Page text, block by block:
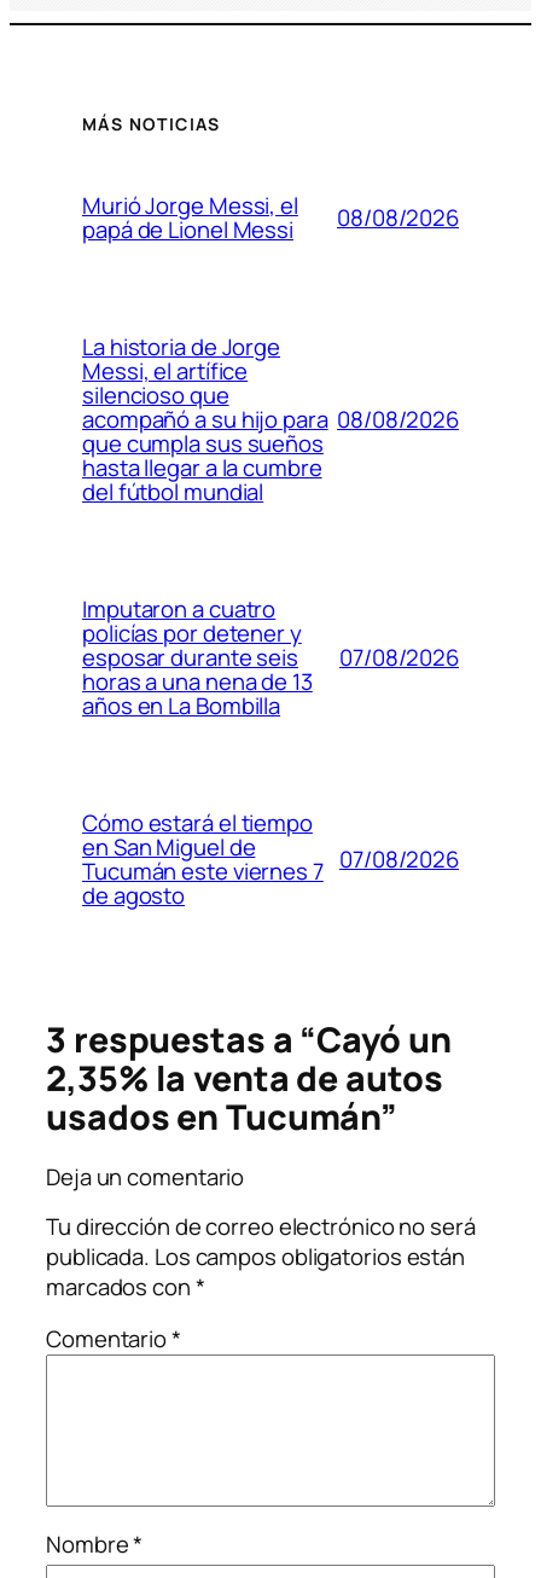
MÁS NOTICIAS
Murió Jorge Messi, el
papá de Lionel Messi 08/08/2026
La historia de Jorge
Messi, el artífice
silencioso que
acompañó a su hijo para
que cumpla sus sueños
hasta llegar a la cumbre
del fútbol mundial
08/08/2026
Imputaron a cuatro
policías por detener y
esposar durante seis
horas a una nena de 13
años en La Bombilla
07/08/2026
Cómo estará el tiempo
en San Miguel de
Tucumán este viernes 7
de agosto
07/08/2026
3 respuestas a “Cayó un
2,35% la venta de autos
usados en Tucumán”
Deja un comentario
Tu dirección de correo electrónico no será
publicada. Los campos obligatorios están
marcados con*
Comentario*
Nombre*